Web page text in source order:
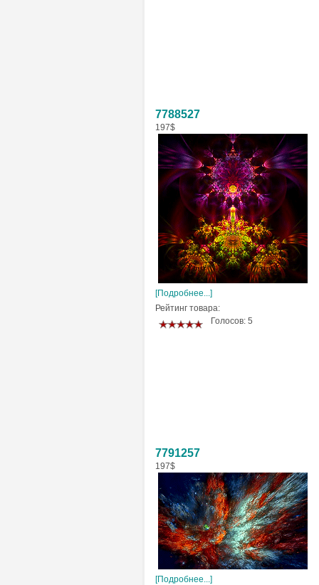
7788527
197$
[Подробнее...]
Рейтинг товара:
Голосов: 5
7791257
197$
[Подробнее...]